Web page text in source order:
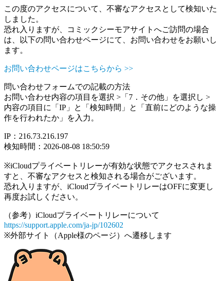
この度のアクセスについて、不審なアクセスとして検知いた
しました。
恐れ入りますが、コミックシーモアサイトへご訪問の場合
は、以下の問い合わせページにて、お問い合わせをお願いし
ます。
お問い合わせページはこちらから >>
問い合わせフォームでの記載の方法
お問い合わせ内容の項目を選択 >「7．その他」を選択し >
内容の項目に「IP」と「検知時間」と「直前にどのような操
作を行われたか」を入力。
IP：216.73.216.197
検知時間：2026-08-08 18:50:59
※iCloudプライベートリレーが有効な状態でアクセスされま
すと、不審なアクセスと検知される場合がございます。
恐れ入りますが、iCloudプライベートリレーはOFFに変更し
再度お試しください。
（参考）iCloudプライベートリレーについて
https://support.apple.com/ja-jp/102602
※外部サイト（Apple様のページ）へ遷移します